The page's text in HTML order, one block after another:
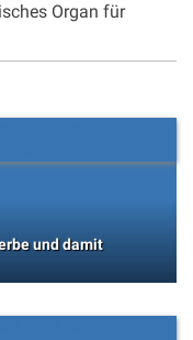
Organ für
und damit